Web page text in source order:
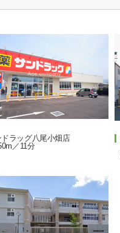
ラッグ八尾小畑店
／11分